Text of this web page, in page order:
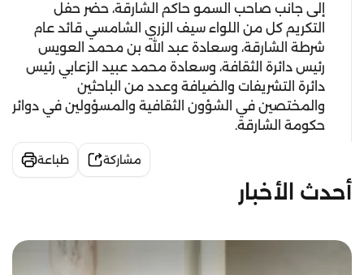
إلى جانب صاحب السمو حاكم الشارقة، حضر حفل
التكريم كل من اللواء سيف الزري الشامسي قائد عام
شرطة الشارقة، وسعادة عبد الله بن محمد العويس
رئيس دائرة الثقافة، وسعادة محمد عبيد الزعابي رئيس
دائرة التشريفات والضيافة وعدد من الباحثين
والمختصين في الشؤون الثقافية والمسؤولين في دوائر
حكومة الشارقة.
مشاركة طباعة
أحدث الأخبار